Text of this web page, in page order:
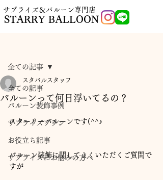
STARRY BALLOON
​サプライズ＆バルーン専門店
全ての記事
バルーン装飾事例
サプライズプラン
お役立ち記事
サプライズにお悩みの方へ
全ての記事
バルーンって何日浮いてるの？
スタバルスタッフ
スターリーバルーンです(^^♪
バルーン装飾に関してよくいただくご質問で
すが